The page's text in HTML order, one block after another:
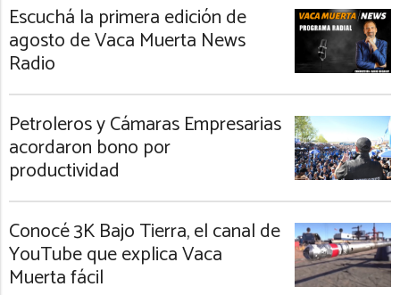
Escuchá la primera edición de
agosto de Vaca Muerta News
Radio
Petroleros y Cámaras Empresarias
acordaron bono por
productividad
Conocé 3K Bajo Tierra, el canal de
YouTube que explica Vaca
Muerta fácil